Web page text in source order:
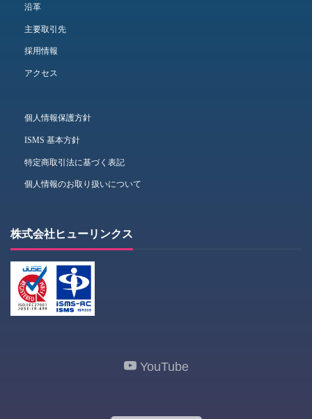
沿革
主要取引先
採用情報
アクセス
個人情報保護方針
ISMS 基本方針
特定商取引法に基づく表記
個人情報のお取り扱いについて
株式会社ヒューリンクス
YouTube